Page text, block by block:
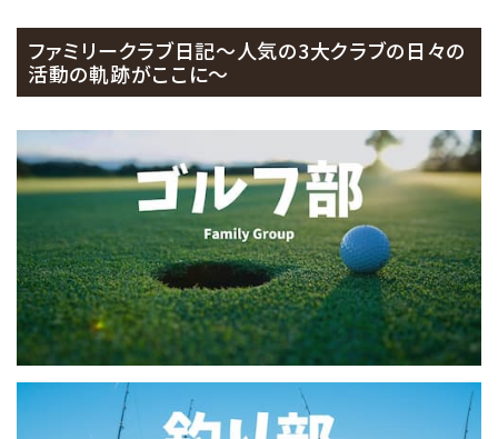
ファミリークラブ日記～人気の3大クラブの日々の
活動の軌跡がここに～